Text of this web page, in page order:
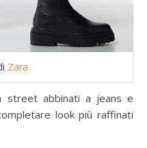
Zara
street abbinati a jeans e
look più raffinati